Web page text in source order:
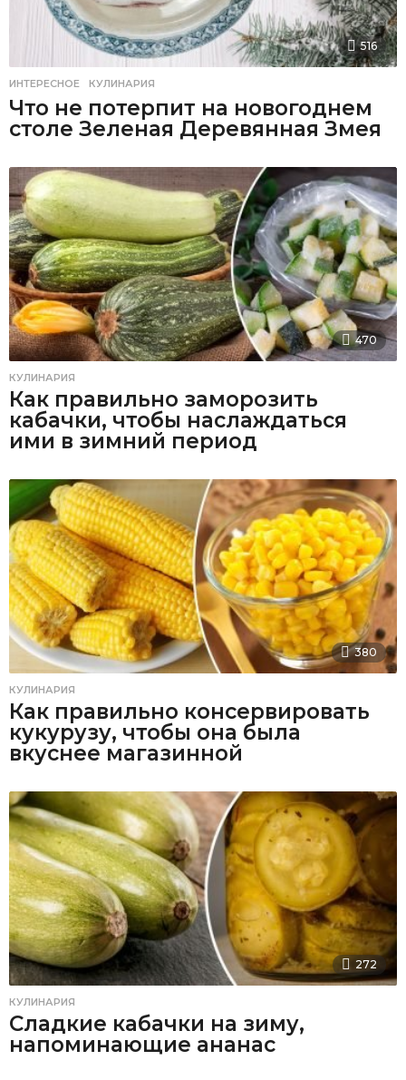
516
ИНТЕРЕСНОЕ ,КУЛИНАРИЯ
Что не потерпит на новогоднем
столе Зеленая Деревянная Змея
470
КУЛИНАРИЯ
Как правильно заморозить
кабачки, чтобы наслаждаться
ими в зимний период
380
КУЛИНАРИЯ
Как правильно консервировать
кукурузу, чтобы она была
вкуснее магазинной
272
КУЛИНАРИЯ
Сладкие кабачки на зиму,
напоминающие ананас